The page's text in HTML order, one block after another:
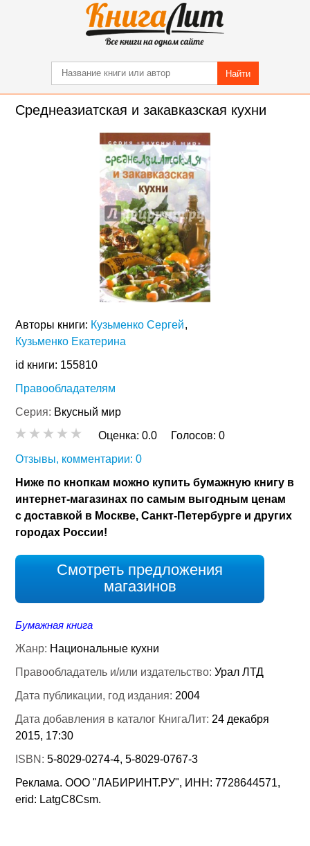
Найти
Среднеазиатская и закавказская кухни
Авторы книги: Кузьменко Сергей
Кузьменко Екатерина
id книги: 155810
Правообладателям
Серия: Вкусный мир
Оценка:0.0 Голосов:0
Отзывы, комментарии: 0
Ниже по кнопкам можно купить бумажную книгу в
интернет-магазинах по самым выгодным ценам
с доставкой в Москве, Санкт-Петербурге и других
городах России!
Смотреть предложения
магазинов
Бумажная книга
Жанр: Национальные кухни
Правообладатель и/или издательство:Урал ЛТД
Дата публикации, год издания: 2004
Дата добавления в каталог КнигаЛит: 24 декабря
2015, 17:30
ISBN:5-8029-0274-4, 5-8029-0767-3
Реклама. ООО "ЛАБИРИНТ.РУ", ИНН: 7728644571,
erid: LatgC8Csm.